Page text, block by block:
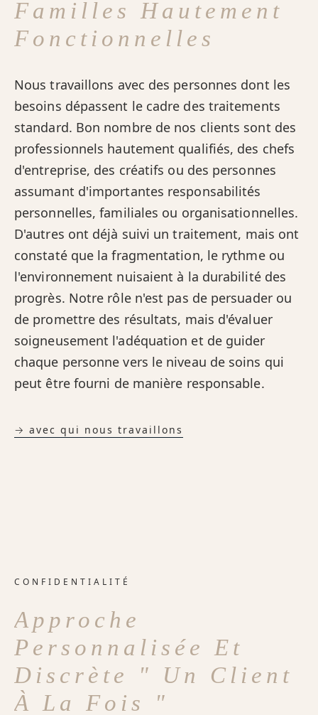
Familles Hautement
Fonctionnelles
Nous travaillons avec des personnes dont les
besoins dépassent le cadre des traitements
standard. Bon nombre de nos clients sont des
professionnels hautement qualifiés, des chefs
d'entreprise, des créatifs ou des personnes
assumant d'importantes responsabilités
personnelles, familiales ou organisationnelles.
D'autres ont déjà suivi un traitement, mais ont
constaté que la fragmentation, le rythme ou
l'environnement nuisaient à la durabilité des
progrès. Notre rôle n'est pas de persuader ou
de promettre des résultats, mais d'évaluer
soigneusement l'adéquation et de guider
chaque personne vers le niveau de soins qui
peut être fourni de manière responsable.
→ avec qui nous travaillons
CONFIDENTIALITÉ
Approche
Personnalisée Et
Discrète " Un Client
À La Fois "